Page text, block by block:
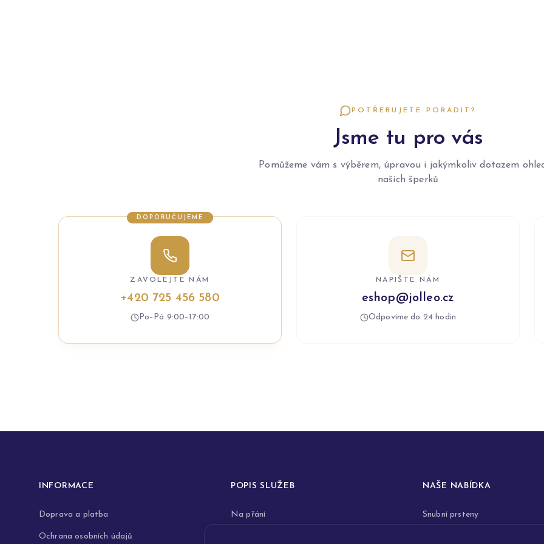
POTŘEBUJETE PORADIT?
Jsme tu pro vás
Pomůžeme vám s výběrem, úpravou i jakýmkoliv dotazem
našich šperků
DOPORUČUJEME
ZAVOLEJTE NÁM
+420 725 456 580
Po–Pá 9:00–17:00
NAPIŠTE NÁM
eshop@jolleo.cz
Odpovíme do 24 hodin
INFORMACE
Doprava a platba
Ochrana osobních údajů
POPIS SLUŽEB
Na přání
NAŠE NABÍDKA
Snubní prsteny